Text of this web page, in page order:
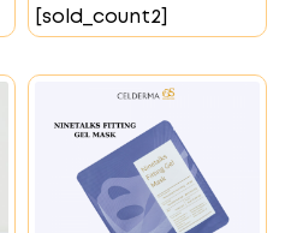
[sold_count2]